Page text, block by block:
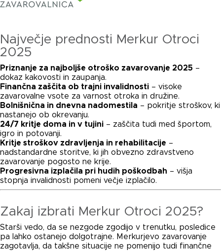
Največje prednosti Merkur Otroci
2025
Priznanje za najboljše otroško zavarovanje 2025 –
dokaz kakovosti in zaupanja.
Finančna zaščita ob trajni invalidnosti – visoke
zavarovalne vsote za varnost otroka in družine.
Bolnišnična in dnevna nadomestila – pokritje stroškov, ki
nastanejo ob okrevanju.
24/7 kritje doma in v tujini – zaščita tudi med športom,
igro in potovanji.
Kritje stroškov zdravljenja in rehabilitacije –
nadstandardne storitve, ki jih obvezno zdravstveno
zavarovanje pogosto ne krije.
Progresivna izplačila pri hudih poškodbah – višja
stopnja invalidnosti pomeni večje izplačilo.
Zakaj izbrati Merkur Otroci 2025?
Starši vedo, da se nezgode zgodijo v trenutku, posledice
pa lahko ostanejo dolgotrajne. Merkurjevo zavarovanje
zagotavlja, da takšne situacije ne pomenijo tudi finančne